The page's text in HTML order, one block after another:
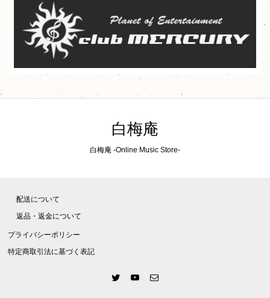
白梅庵
白梅庵 -Online Music Store-
配送について
返品・返金について
プライバシーポリシー
特定商取引法に基づく表記